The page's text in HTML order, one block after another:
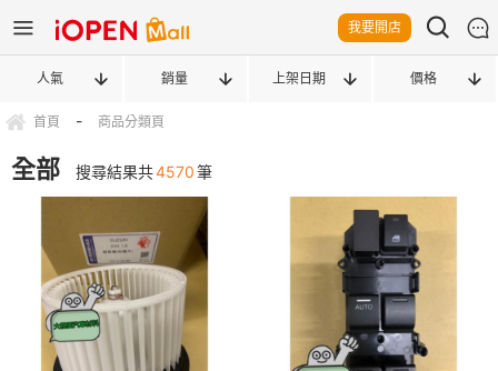
我要開店
首頁 - 商品分類頁
全部 搜尋結果共4570筆
人氣 銷量 上架日期 價格